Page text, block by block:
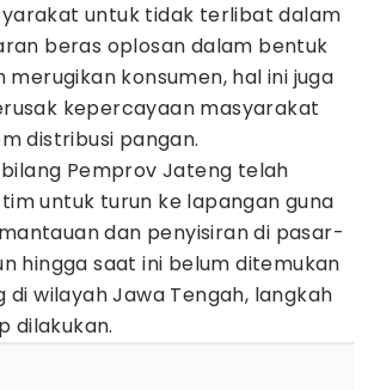
untuk tidak terlibat dalam
beras oplosan dalam bentuk
merugikan konsumen, hal ini juga
kepercayaan masyarakat
distribusi pangan.
bilang Pemprov Jateng telah
untuk turun ke lapangan guna
dan penyisiran di pasar-
hingga saat ini belum ditemukan
di wilayah Jawa Tengah, langkah
dilakukan.